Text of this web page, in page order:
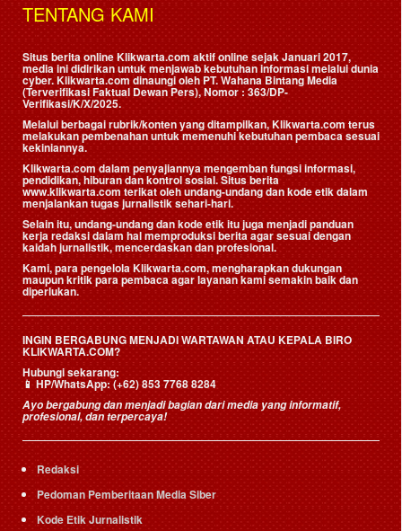
TENTANG KAMI
Situs berita online Klikwarta.com aktif online sejak Januari 2017,
media ini didirikan untuk menjawab kebutuhan informasi melalui dunia
cyber. Klikwarta.com dinaungi oleh PT. Wahana Bintang Media
(Terverifikasi Faktual Dewan Pers), Nomor : 363/DP-
Verifikasi/K/X/2025.
Melalui berbagai rubrik/konten yang ditampilkan, Klikwarta.com terus
melakukan pembenahan untuk memenuhi kebutuhan pembaca sesuai
kekiniannya.
Klikwarta.com dalam penyajiannya mengemban fungsi informasi,
pendidikan, hiburan dan kontrol sosial. Situs berita
www.klikwarta.com terikat oleh undang-undang dan kode etik dalam
menjalankan tugas jurnalistik sehari-hari.
Selain itu, undang-undang dan kode etik itu juga menjadi panduan
kerja redaksi dalam hal memproduksi berita agar sesuai dengan
kaidah jurnalistik, mencerdaskan dan profesional.
Kami, para pengelola Klikwarta.com, mengharapkan dukungan
maupun kritik para pembaca agar layanan kami semakin baik dan
diperlukan.
INGIN BERGABUNG MENJADI WARTAWAN ATAU KEPALA BIRO
KLIKWARTA.COM?
Hubungi sekarang:
📱HP/WhatsApp:(+62) 853 7768 8284
Ayo bergabung dan menjadi bagian dari media yang informatif,
profesional, dan terpercaya!
Redaksi
Pedoman Pemberitaan Media Siber
Kode Etik Jurnalistik